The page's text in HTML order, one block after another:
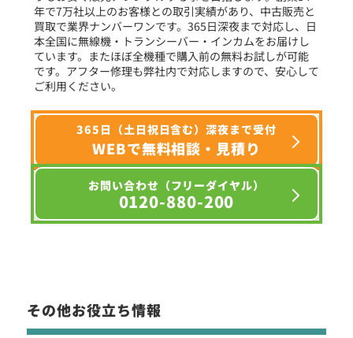
選択条件をリセット
年で7万社以上のお客様との取引実績があり、中古販売と
買取で業界ナンバーワンです。365日深夜まで対応し、日
本全国に無線機・トランシーバー・インカムをお届けし
ています。またほぼ全機種で購入前の無料お試しが可能
です。アフター修理も弊社内で対応しますので、安心して
ご利用ください。
365日（土日祝日含む）深夜まで受付
WEBで無料相談・見積り
お問い合わせ（フリーダイヤル）
0120-880-200
その他お役立ち情報